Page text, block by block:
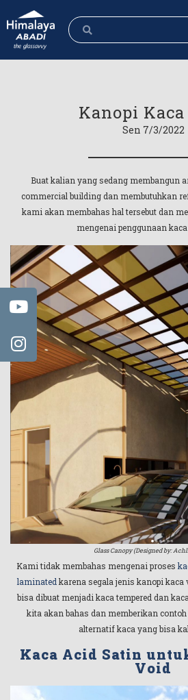
Kanopi
Sen 7/3/2022
Buat kalian yang sedang membangun
commercial building dan membutuhkan
kami akan membahas hal tersebut dan
mengenai penggunaan kaca
Glass Canopy (Designed by:
Kami tidak membahas mengenai proses
laminatedkarena segala jenis kanopi
bisa dibuat menjadi kaca tempered dan
kita akan bahas dan memberikan
alternatif kaca yang bisa
Kaca Acid Satin
Void